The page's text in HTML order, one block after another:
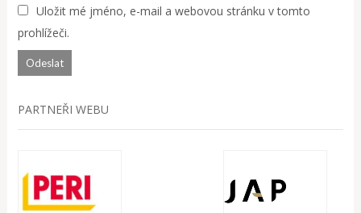
Uložit mé jméno, e-mail a webovou stránku v tomto
prohlížeči.
PARTNEŘI WEBU